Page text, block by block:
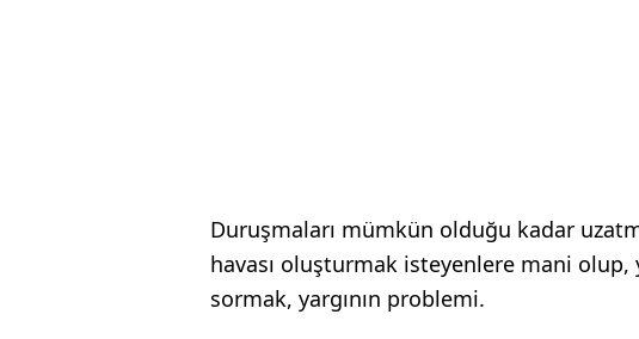
Duruşmaları mümkün olduğu kadar
havası oluşturmak isteyenlere mani olup,
sormak, yargının problemi.